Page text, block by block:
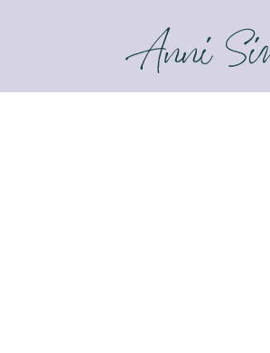
ANNI